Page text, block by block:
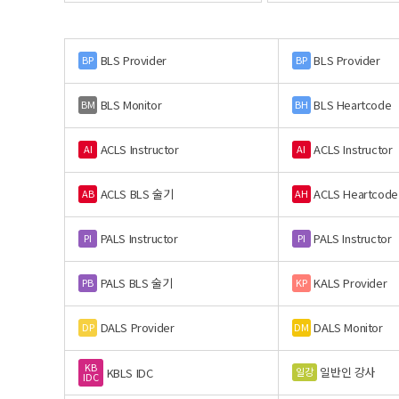
BP BLS Provider BP BLS Provider
BM BLS Monitor BH BLS Heartcode
AI ACLS Instructor AI ACLS Instructor
AB ACLS BLS 술기 AH ACLS Heartcode
PI PALS Instructor PI PALS Instructor
PB PALS BLS 술기 KP KALS Provider
DP DALS Provider DM DALS Monitor
KB
IDC KBLS IDC 일강 일반인 강사